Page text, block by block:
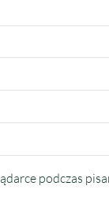
podczas